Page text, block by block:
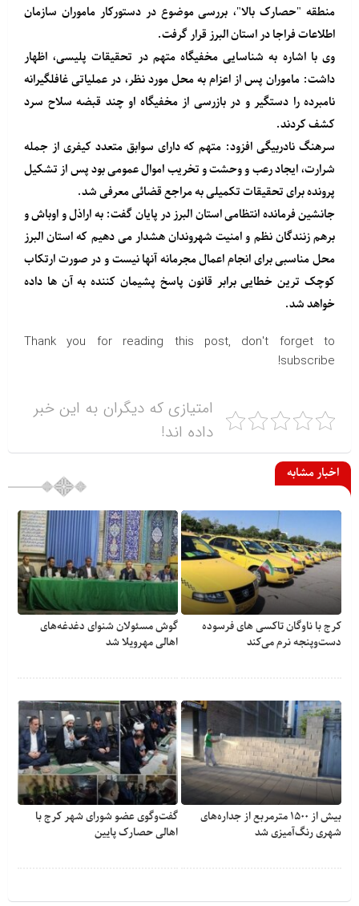
منطقه "حصارک بالا"، بررسی موضوع در دستورکار ماموران سازمان
اطلاعات فراجا در استان البرز قرار گرفت.
وی با اشاره به شناسایی مخفیگاه متهم در تحقیقات پلیسی، اظهار
داشت: ماموران پس از اعزام به محل مورد نظر، در عملیاتی غافلگیرانه
نامبرده را دستگیر و در بازرسی از مخفیگاه او چند قبضه سلاح سرد
کشف کردند.
سرهنگ نادربیگی افزود: متهم که دارای سوابق متعدد کیفری از جمله
شرارت، ایجاد رعب و وحشت و تخریب اموال عمومی بود پس از تشکیل
پرونده برای تحقیقات تکمیلی به مراجع قضائی معرفی شد.
جانشین فرمانده انتظامی استان البرز در پایان گفت: به اراذل و اوباش و
برهم زنندگان نظم و امنیت شهروندان هشدار می دهیم که استان البرز
محل مناسبی برای انجام اعمال مجرمانه آنها نیست و در صورت ارتکاب
کوچک ترین خطایی برابر قانون پاسخ پشیمان کننده به آن ها داده
خواهد شد.
Thank you for reading this post, don't forget to
subscribe!
امتیازی که دیگران به این خبر
داده اند!
اخبار مشابه
کرج با ناوگان تاکسی های فرسوده
دست‌وپنجه نرم می‌کند
گوش مسئولان شنوای دغدغه‎‌های
اهالی مهرویلا شد
بیش از ۱۵۰۰ مترمربع از جداره‌های
شهری رنگ‌آمیزی شد
گفت‌وگوی عضو شورای شهر کرج با
اهالی حصارک پایین